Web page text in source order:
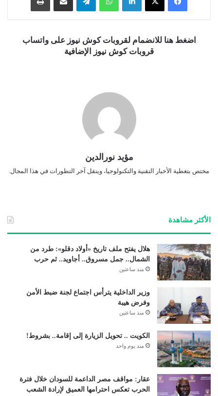
اضغط هنا للانضمام لقروبات كوش نيوز على واتساب
قروبات كوش نيوز الإضافية
مؤيد نورالدين
مختص بتغطية الأخبار التقنية والتكنولوجيا، وينقل آخر التطورات في هذا المجال.
الأكثر مشاهدة
هلال يفتح ملف تاريخ «أولاد دقلو»: طرد من
الشمال.. جمل مسروق.. أجاويد.. ثم حرب
منذ ساعتين
وزير الداخلية يترأس اجتماع لجنة ضبط الأمن
وفرض هيبة
منذ ساعتين
الكويت .. تحويل الزيارة إلى إقامة.. بشروط!
منذ يوم واحد
عقار: مواقف مصر الداعمة للسودان خلال فترة
الحرب تعكس احترامها العميق لإرادة الشعب